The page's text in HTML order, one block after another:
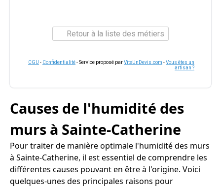
Retour à la liste des métiers
CGU - Confidentialité- Service proposé parViteUnDevis.com -Vous êtes un
artisan ?
Causes de l'humidité des
murs à Sainte-Catherine
Pour traiter de manière optimale l'humidité des murs
à Sainte-Catherine, il est essentiel de comprendre les
différentes causes pouvant en être à l'origine. Voici
quelques-unes des principales raisons pour